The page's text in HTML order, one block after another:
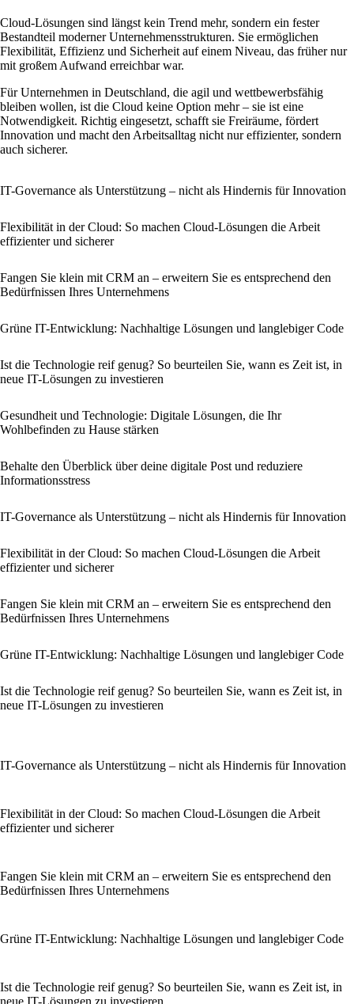
Cloud-Lösungen sind längst kein Trend mehr, sondern ein fester
Bestandteil moderner Unternehmensstrukturen. Sie ermöglichen
Flexibilität, Effizienz und Sicherheit auf einem Niveau, das früher nur
mit großem Aufwand erreichbar war.
Für Unternehmen in Deutschland, die agil und wettbewerbsfähig
bleiben wollen, ist die Cloud keine Option mehr – sie ist eine
Notwendigkeit. Richtig eingesetzt, schafft sie Freiräume, fördert
Innovation und macht den Arbeitsalltag nicht nur effizienter, sondern
auch sicherer.
IT-Governance als Unterstützung – nicht als Hindernis für Innovation
Flexibilität in der Cloud: So machen Cloud-Lösungen die Arbeit
effizienter und sicherer
Fangen Sie klein mit CRM an – erweitern Sie es entsprechend den
Bedürfnissen Ihres Unternehmens
Grüne IT-Entwicklung: Nachhaltige Lösungen und langlebiger Code
Ist die Technologie reif genug? So beurteilen Sie, wann es Zeit ist, in
neue IT-Lösungen zu investieren
Gesundheit und Technologie: Digitale Lösungen, die Ihr
Wohlbefinden zu Hause stärken
Behalte den Überblick über deine digitale Post und reduziere
Informationsstress
IT-Governance als Unterstützung – nicht als Hindernis für Innovation
Flexibilität in der Cloud: So machen Cloud-Lösungen die Arbeit
effizienter und sicherer
Fangen Sie klein mit CRM an – erweitern Sie es entsprechend den
Bedürfnissen Ihres Unternehmens
Grüne IT-Entwicklung: Nachhaltige Lösungen und langlebiger Code
Ist die Technologie reif genug? So beurteilen Sie, wann es Zeit ist, in
neue IT-Lösungen zu investieren
IT-Governance als Unterstützung – nicht als Hindernis für Innovation
Flexibilität in der Cloud: So machen Cloud-Lösungen die Arbeit
effizienter und sicherer
Fangen Sie klein mit CRM an – erweitern Sie es entsprechend den
Bedürfnissen Ihres Unternehmens
Grüne IT-Entwicklung: Nachhaltige Lösungen und langlebiger Code
Ist die Technologie reif genug? So beurteilen Sie, wann es Zeit ist, in
neue IT-Lösungen zu investieren